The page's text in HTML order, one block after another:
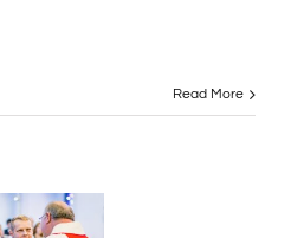
Read More